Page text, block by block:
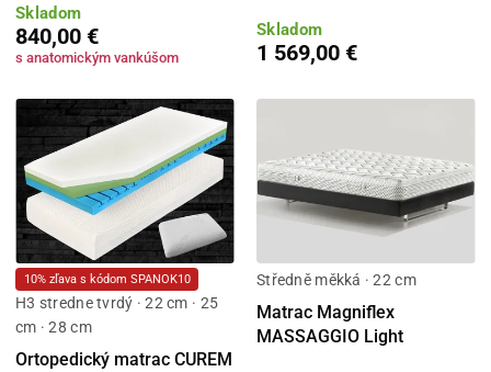
Skladom
840,00 €
s anatomickým vankúšom
Skladom
1 569,00 €
10% zľava s kódom SPANOK10
H3 stredne tvrdý · 22 cm · 25
cm · 28 cm
Ortopedický matrac CUREM
Středně měkká · 22 cm
Matrac Magniflex
MASSAGGIO Light